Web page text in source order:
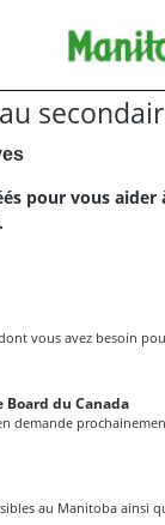
pour vous
vous avez besoin
du Canada
demande
au Manitoba ainsi